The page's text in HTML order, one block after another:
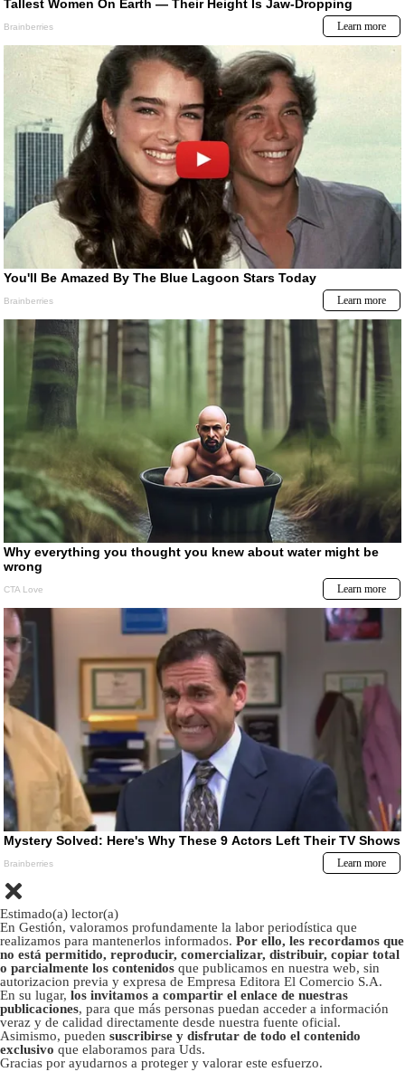
Estimado(a) lector(a)
En Gestión, valoramos profundamente la labor periodística que
realizamos para mantenerlos informados. Por ello, les recordamos que
no está permitido, reproducir, comercializar, distribuir, copiar total
o parcialmente los contenidos que publicamos en nuestra web, sin
autorizacion previa y expresa de Empresa Editora El Comercio S.A.
En su lugar, los invitamos a compartir el enlace de nuestras
publicaciones, para que más personas puedan acceder a información
veraz y de calidad directamente desde nuestra fuente oficial.
Asimismo, pueden suscribirse y disfrutar de todo el contenido
exclusivo que elaboramos para Uds.
Gracias por ayudarnos a proteger y valorar este esfuerzo.